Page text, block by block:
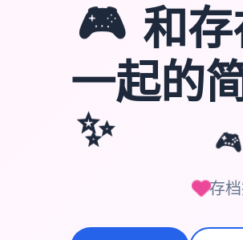
🎮
🎮 和
一起的
✨
存